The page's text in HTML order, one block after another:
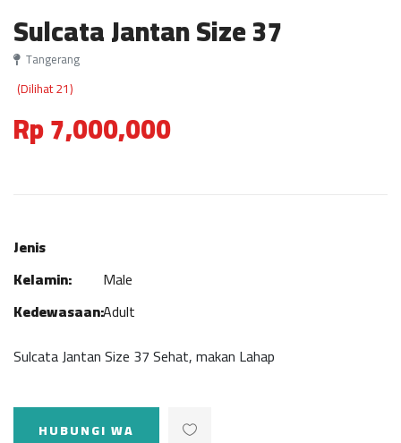
Sulcata Jantan Size 37
Tangerang
(Dilihat 21)
Rp 7,000,000
Jenis
Kelamin:
Male
Kedewasaan:Adult
Sulcata Jantan Size 37 Sehat, makan Lahap
HUBUNGI WA